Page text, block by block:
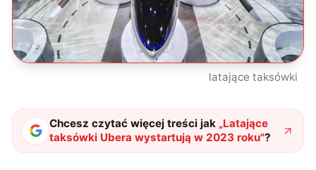
latające taksówki
Chcesz czytać więcej treści jak „Latające
taksówki Ubera wystartują w 2023 roku"?